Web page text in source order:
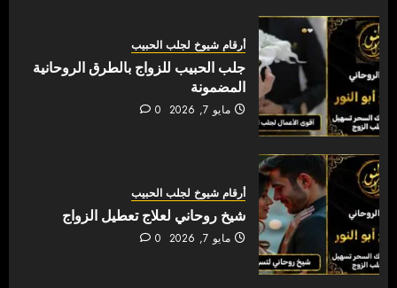
أرقام شيوخ لجلب الحبيب
جلب الحبيب للزواج بالطرق الروحانية
المضمونة
مايو 7, 2026 0
أرقام شيوخ لجلب الحبيب
شيخ روحاني لعلاج تعطيل الزواج
مايو 7, 2026 0